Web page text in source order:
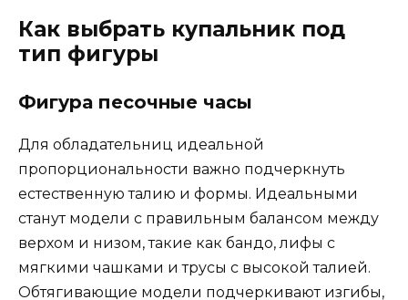
Как выбрать купальник под
тип фигуры
Фигура песочные часы
Для обладательниц идеальной
пропорциональности важно подчеркнуть
естественную талию и формы. Идеальными
станут модели с правильным балансом между
верхом и низом, такие как бандо, лифы с
мягкими чашками и трусы с высокой талией.
Обтягивающие модели подчеркивают изгибы,